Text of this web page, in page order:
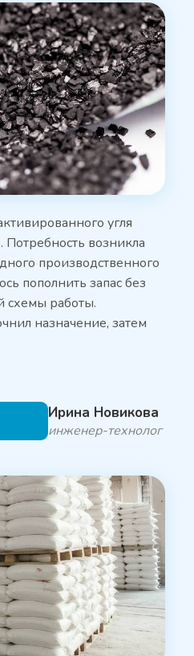
угля
возникла
производственного
пополнить запас без
схемы работы.
назначение, затем
Ирина Новикова
инженер-технолог